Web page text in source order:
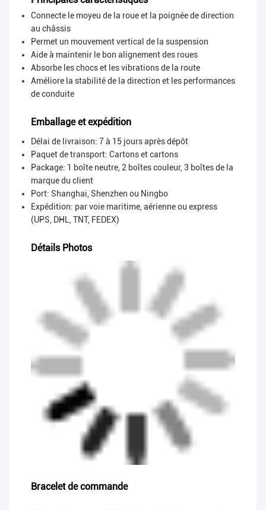
Connecte le moyeu de la roue et la poignée de direction
au châssis
Permet un mouvement vertical de la suspension
Aide à maintenir le bon alignement des roues
Absorbe les chocs et les vibrations de la route
Améliore la stabilité de la direction et les performances
de conduite
Emballage et expédition
Délai de livraison: 7 à 15 jours après dépôt
Paquet de transport: Cartons et cartons
Package: 1 boîte neutre, 2 boîtes couleur, 3 boîtes de la
marque du client
Port: Shanghai, Shenzhen ou Ningbo
Expédition: par voie maritime, aérienne ou express
(UPS, DHL, TNT, FEDEX)
Détails Photos
Bracelet de commande